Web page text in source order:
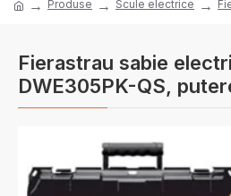
Produse Scule electrice
Fierastrau sabie
DWE305PK-QS,